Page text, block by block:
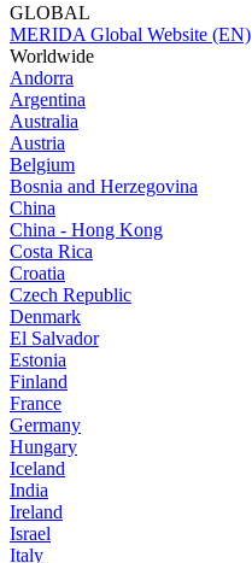
GLOBAL
MERIDA Global Website (EN)
Worldwide
Andorra
Argentina
Australia
Austria
Belgium
Bosnia and Herzegovina
China
China - Hong Kong
Costa Rica
Croatia
Czech Republic
Denmark
El Salvador
Estonia
Finland
France
Germany
Hungary
Iceland
India
Ireland
Israel
Italy